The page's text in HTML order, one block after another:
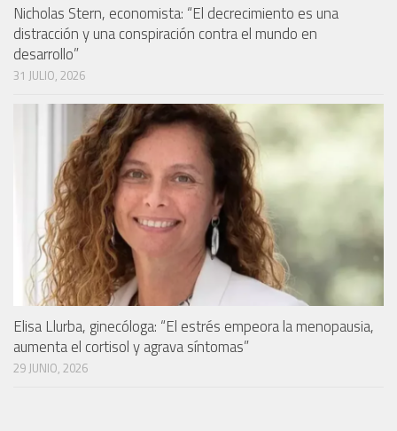
Nicholas Stern, economista: “El decrecimiento es una
distracción y una conspiración contra el mundo en
desarrollo”
31 JULIO, 2026
Elisa Llurba, ginecóloga: “El estrés empeora la menopausia,
aumenta el cortisol y agrava síntomas”
29 JUNIO, 2026